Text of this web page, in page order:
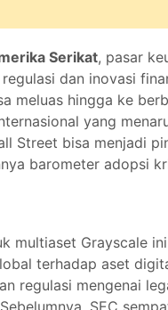
Serikat, pasar
dan inovasi
meluas hingga ke
yang
Street bisa menjadi
barometer adopsi
multiaset Grayscale
terhadap aset
regulasi mengenai
SEC